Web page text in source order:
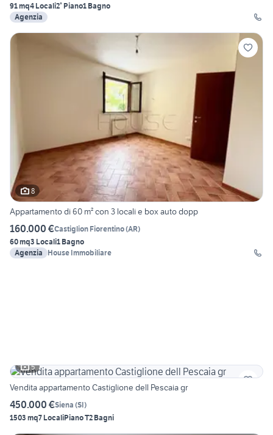
91 mq4 Locali2° Piano1 Bagno
Agenzia
8
Appartamento di 60 m² con 3 locali e box auto dopp
160.000 €Castiglion Fiorentino(AR)
60 mq3 Locali1 Bagno
Agenzia
House Immobiliare
5
Vendita appartamento Castiglione dell Pescaia gr
450.000 €Siena (SI)
1503 mq7 LocaliPiano T2 Bagni